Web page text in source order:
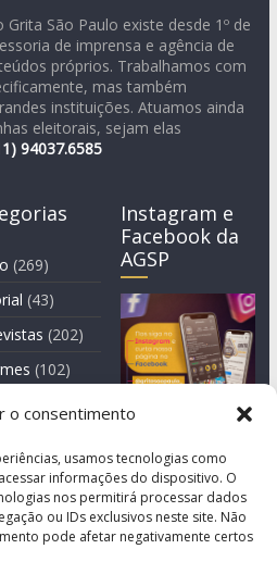
o consentimento
usamos tecnologias como
informações do dispositivo. O
nos permitirá processar dados
ou IDs exclusivos neste site. Não
pode afetar negativamente certos
São Paulo existe desde 1º de
de imprensa e agência de
próprios. Trabalhamos com
mas também
instituições. Atuamos ainda
eleitorais, sejam elas
94037.6585
(269)
(43)
(202)
(102)
Instagram e
Facebook da
AGSP